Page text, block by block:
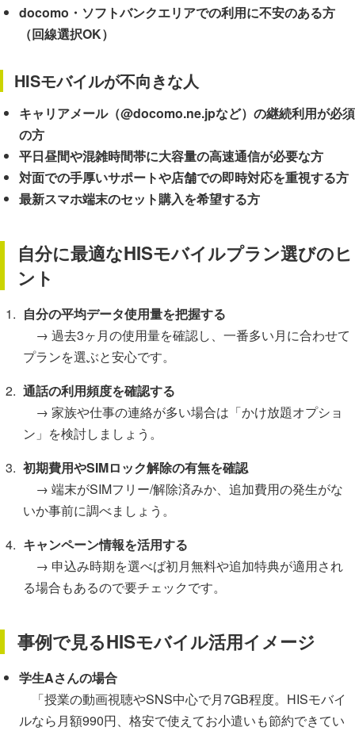
docomo・ソフトバンクエリアでの利用に不安のある方
（回線選択OK）
HISモバイルが不向きな人
キャリアメール（@docomo.ne.jpなど）の継続利用が必須
の方
平日昼間や混雑時間帯に大容量の高速通信が必要な方
対面での手厚いサポートや店舗での即時対応を重視する方
最新スマホ端末のセット購入を希望する方
自分に最適なHISモバイルプラン選びのヒ
ント
自分の平均データ使用量を把握する
→ 過去3ヶ月の使用量を確認し、一番多い月に合わせて
プランを選ぶと安心です。
通話の利用頻度を確認する
→ 家族や仕事の連絡が多い場合は「かけ放題オプショ
ン」を検討しましょう。
初期費用やSIMロック解除の有無を確認
→ 端末がSIMフリー/解除済みか、追加費用の発生がな
いか事前に調べましょう。
キャンペーン情報を活用する
→ 申込み時期を選べば初月無料や追加特典が適用され
る場合もあるので要チェックです。
事例で見るHISモバイル活用イメージ
学生Aさんの場合
「授業の動画視聴やSNS中心で月7GB程度。HISモバイ
ルなら月額990円、格安で使えてお小遣いも節約できてい